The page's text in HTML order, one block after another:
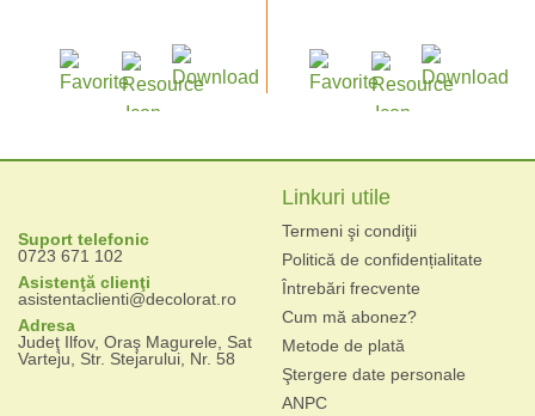
Suport telefonic
0723 671 102
Asistenţă clienţi
asistentaclienti@decolorat.ro
Adresa
Judeţ Ilfov, Oraş Magurele, Sat
Varteju, Str. Stejarului, Nr. 58
Linkuri utile
Termeni şi condiţii
Politică de confidențialitate
Întrebări frecvente
Cum mă abonez?
Metode de plată
Ştergere date personale
ANPC